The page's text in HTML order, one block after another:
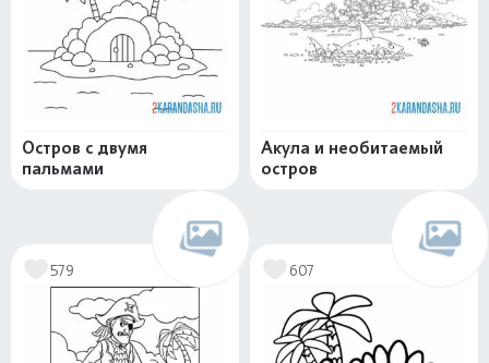
Остров с двумя
пальмами
Акула и необитаемый
остров
579 607